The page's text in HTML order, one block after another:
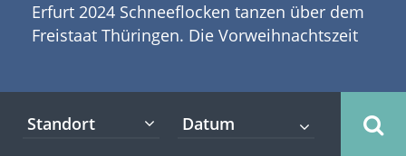
Erfurt 2024 Schneeflocken tanzen über dem
Freistaat Thüringen. Die Vorweihnachtszeit
der Brückenadvent am Wenigemarkt in
Standort